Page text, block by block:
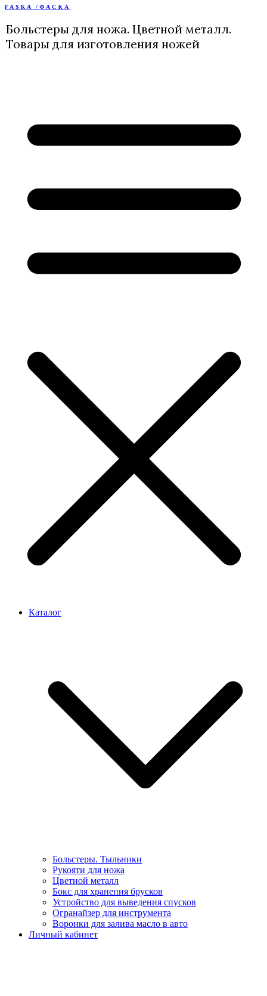
Перейти
содержимому
FASKA /ФАСКА
Больстеры для ножа. Цветной металл.
Товары для изготовления ножей
Каталог
Больстеры. Тыльники
Рукояти для ножа
Цветной металл
Бокс для хранения брусков
Устройство для выведения спусков
Огранайзер для инструмента
Воронки для залива масло в авто
Личный кабинет